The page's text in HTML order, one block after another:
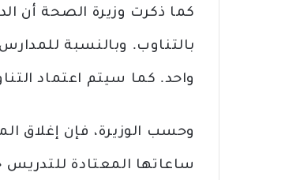
كما ذكرت وزيرة الصحة أن
بالتناوب. وبالنسبة
واحد. كما سيتم اعتماد
وحسب الوزيرة، فإن إغلاق